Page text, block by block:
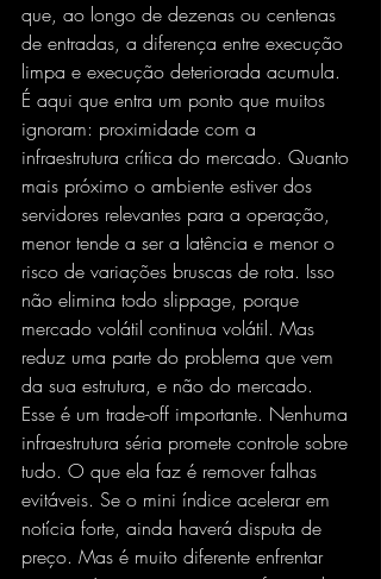
que, ao longo de dezenas ou centenas
de entradas, a diferença entre execução
limpa e execução deteriorada acumula.
É aqui que entra um ponto que muitos
ignoram: proximidade com a
infraestrutura crítica do mercado. Quanto
mais próximo o ambiente estiver dos
servidores relevantes para a operação,
menor tende a ser a latência e menor o
risco de variações bruscas de rota. Isso
não elimina todo slippage, porque
mercado volátil continua volátil. Mas
reduz uma parte do problema que vem
da sua estrutura, e não do mercado.
Esse é um trade-off importante. Nenhuma
infraestrutura séria promete controle sobre
tudo. O que ela faz é remover falhas
evitáveis. Se o mini índice acelerar em
notícia forte, ainda haverá disputa de
preço. Mas é muito diferente enfrentar